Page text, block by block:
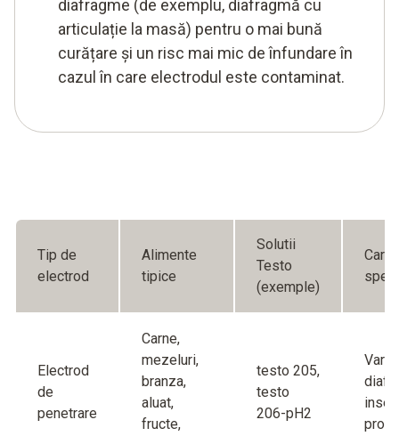
diafragme (de exemplu, diafragmă cu
articulație la masă) pentru o mai bună
curățare și un risc mai mic de înfundare în
cazul în care electrodul este contaminat.
Tip de
electrod
Alimente
tipice
Solutii
Testo
(exemple)
Electrod
de
penetrare
Carne,
mezeluri,
branza,
aluat,
fructe,
testo 205,
testo
206-pH2
Varf